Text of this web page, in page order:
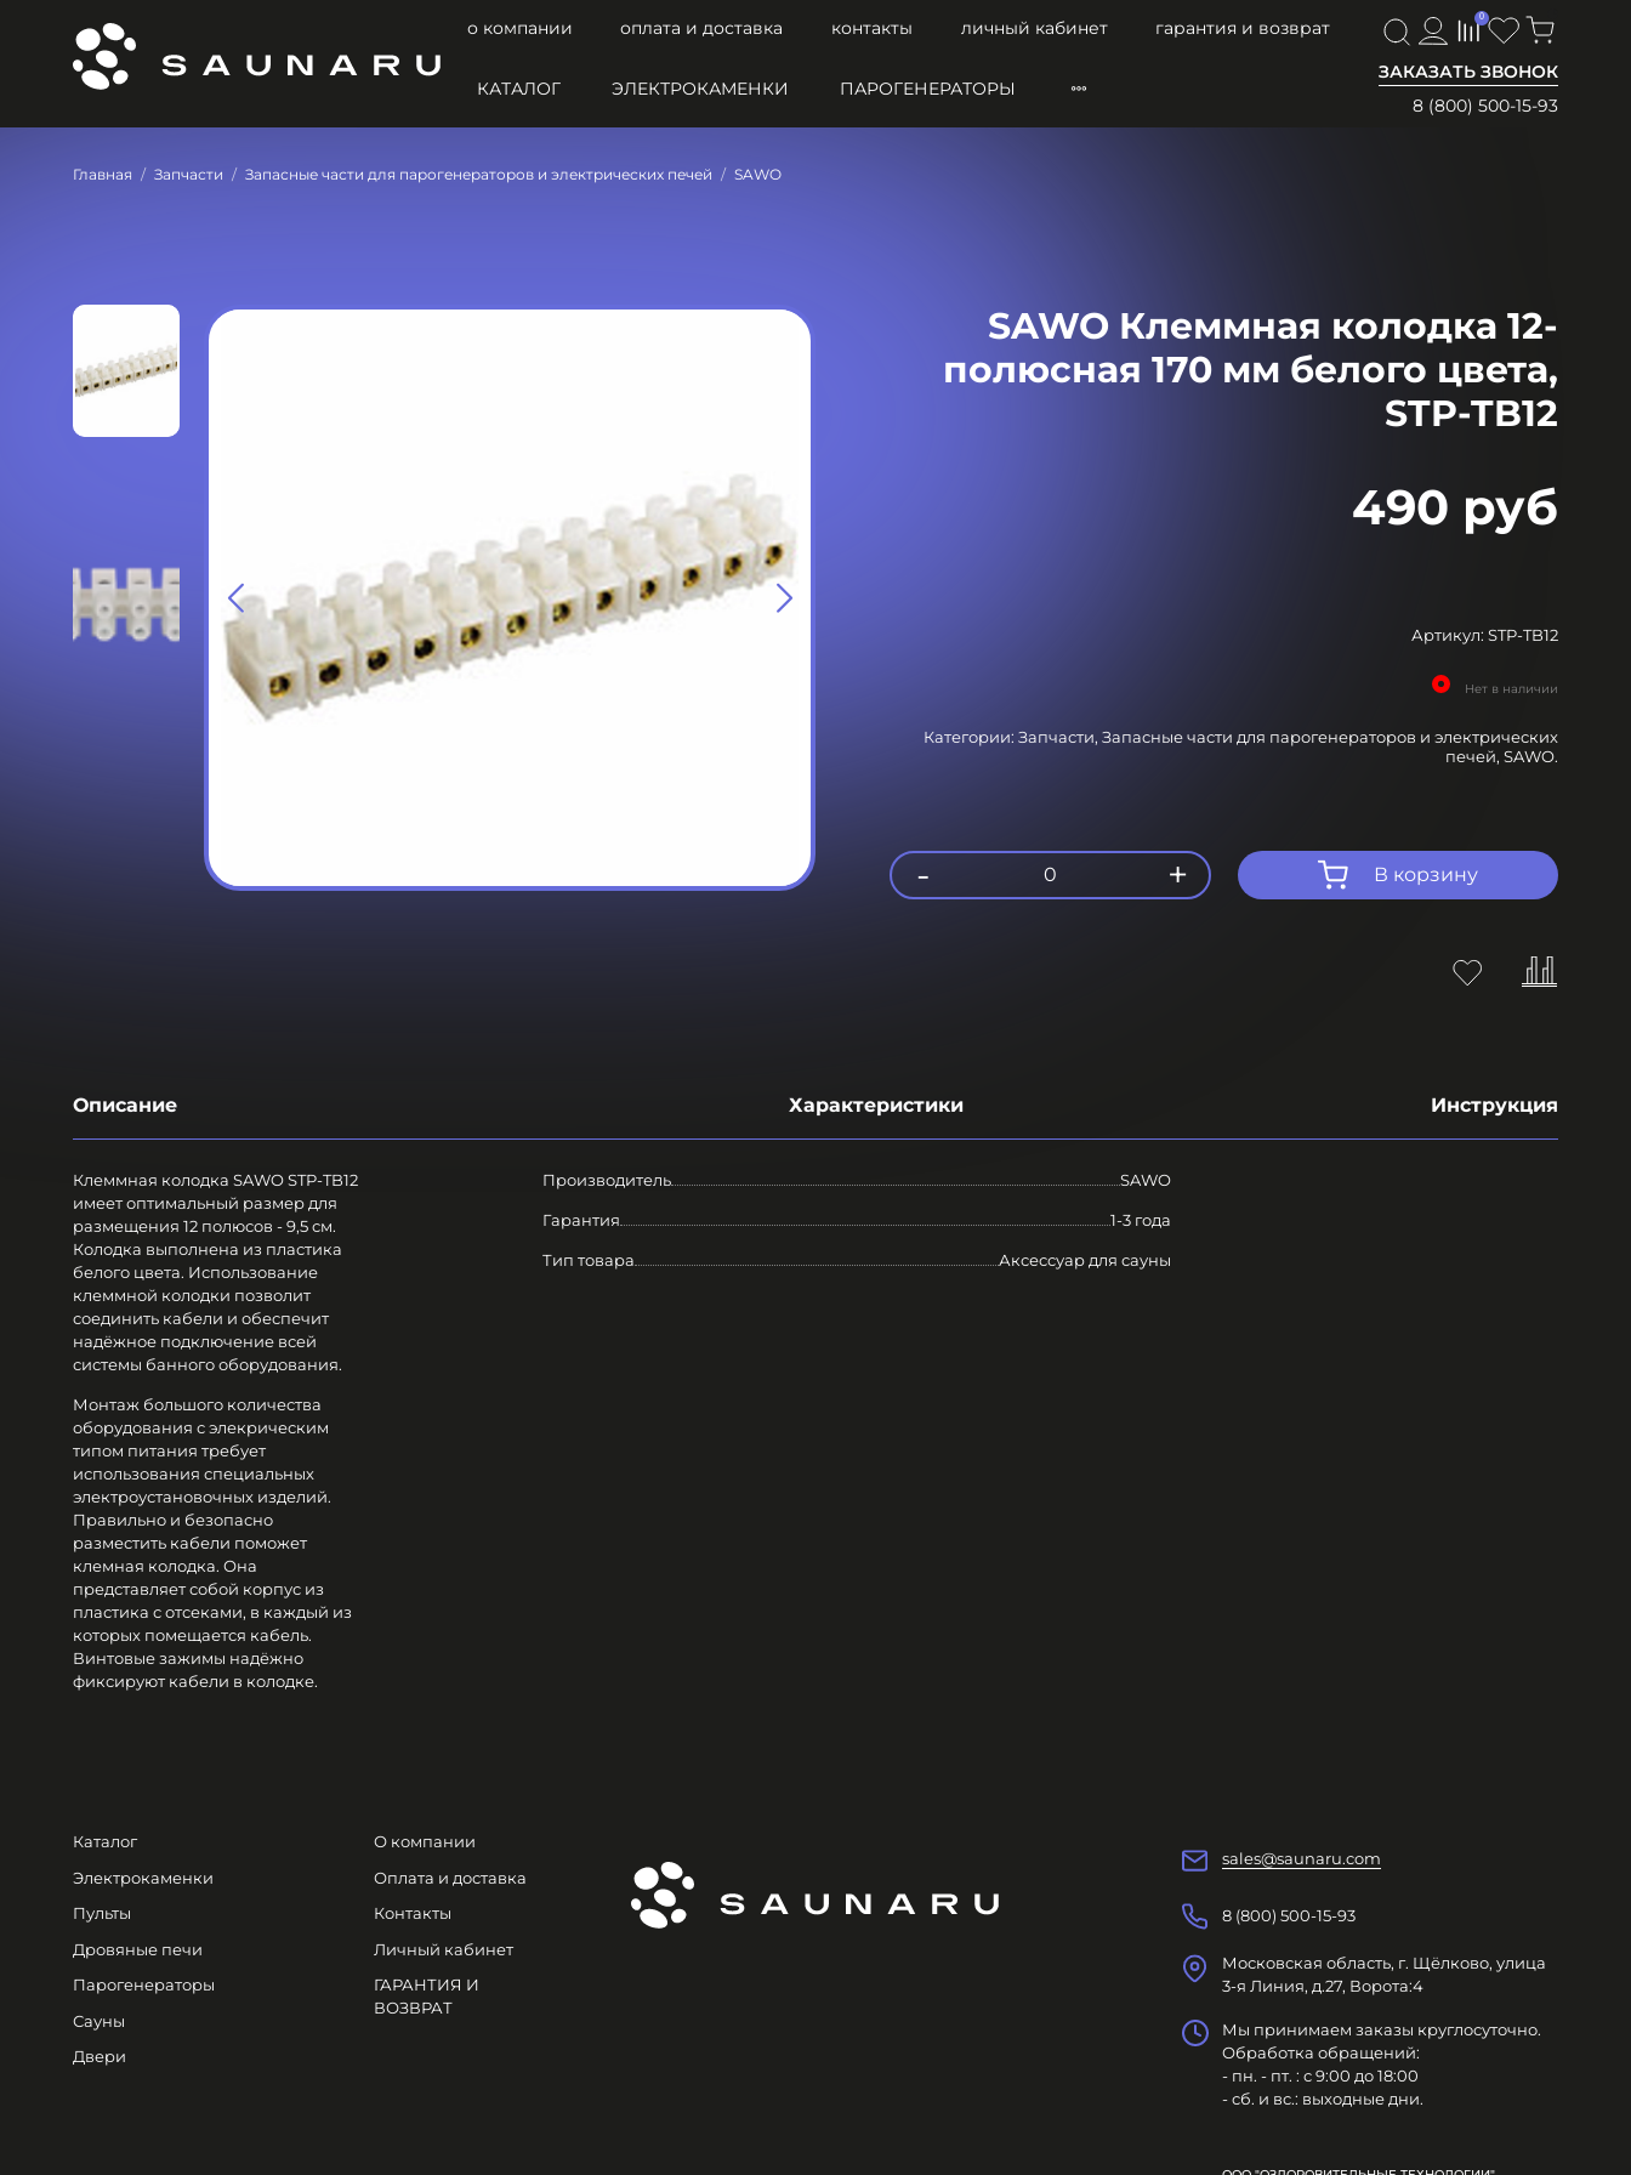
о компании оплата и доставка контакты личный кабинет
гарантия и возврат
ЗАКАЗАТЬ ЗВОНОК
8 (800) 500-15-93
0
КАТАЛОГ ЭЛЕКТРОКАМЕНКИ ПАРОГЕНЕРАТОРЫ
Главная Запчасти Запасные части для парогенераторов и электрических печей SAWO
SAWO Клеммная колодка 12-
полюсная 170 мм белого цвета,
STP-TB12
490 руб
Артикул: STP-TB12
Нет в наличии
Категории: Запчасти, Запасные части для парогенераторов и электрических
печей, SAWO.
В корзину
- 0 +
Описание Характеристики Инструкция
Клеммная колодка SAWO STP-TB12
имеет оптимальный размер для
размещения 12 полюсов - 9,5 см.
Колодка выполнена из пластика
белого цвета. Использование
клеммной колодки позволит
соединить кабели и обеспечит
надёжное подключение всей
системы банного оборудования.
Монтаж большого количества
оборудования с элекрическим
типом питания требует
использования специальных
электроустановочных изделий.
Правильно и безопасно
разместить кабели поможет
клемная колодка. Она
представляет собой корпус из
пластика с отсеками, в каждый из
которых помещается кабель.
Винтовые зажимы надёжно
фиксируют кабели в колодке.
Производитель SAWO
Гарантия 1-3 года
Тип товара Аксессуар для сауны
Каталог
Электрокаменки
Пульты
Дровяные печи
Парогенераторы
Сауны
Двери
О компании
Оплата и доставка
Контакты
Личный кабинет
ГАРАНТИЯ И
ВОЗВРАТ
sales@saunaru.com
8 (800) 500-15-93
Московская область, г. Щёлково, улица
3-я Линия, д.27, Ворота:4
Мы принимаем заказы круглосуточно.
Обработка обращений:
- пн. - пт. : с 9:00 до 18:00
- сб. и вс.: выходные дни.